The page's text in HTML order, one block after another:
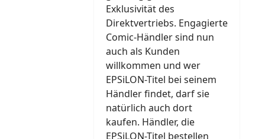
Exklusivität des
Direktvertriebs. Engagierte
Comic-Händler sind nun
auch als Kunden
willkommen und wer
EPSiLON-Titel bei seinem
Händler findet, darf sie
natürlich auch dort
kaufen. Händler, die
EPSiLON-Titel bestellen